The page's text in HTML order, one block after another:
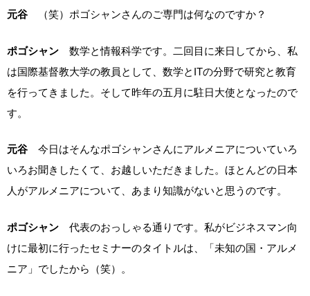
元谷 （笑）ポゴシャンさんのご専門は何なのですか？
ポゴシャン 数学と情報科学です。二回目に来日してから、私
は国際基督教大学の教員として、数学とITの分野で研究と教育
を行ってきました。そして昨年の五月に駐日大使となったので
す。
元谷 今日はそんなポゴシャンさんにアルメニアについていろ
いろお聞きしたくて、お越しいただきました。ほとんどの日本
人がアルメニアについて、あまり知識がないと思うのです。
ポゴシャン 代表のおっしゃる通りです。私がビジネスマン向
けに最初に行ったセミナーのタイトルは、「未知の国・アルメ
ニア」でしたから（笑）。